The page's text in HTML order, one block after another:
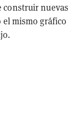
construir nuevas
mismo gráfico